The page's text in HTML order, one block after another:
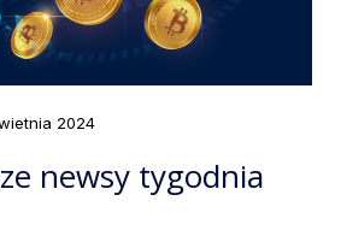
2024
newsy tygodnia